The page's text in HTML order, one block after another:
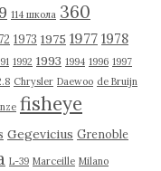
114 школа 360
1973 1975 1977 1978
1992 1993 1994 1996 1997
Chrysler Daewoo de Bruijn
fisheye
Gegevicius Grenoble
L-39 Marceille Milano